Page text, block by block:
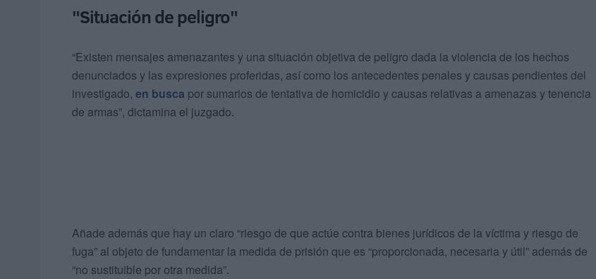
"Situación de peligro"
“Existen mensajes amenazantes y una situación objetiva de peligro dada la violencia de los hechos
denunciados y las expresiones proferidas, así como los antecedentes penales y causas pendientes del
investigado, en busca por sumarios de tentativa de homicidio y causas relativas a amenazas y tenencia
de armas”, dictamina el juzgado.
Añade además que hay un claro “riesgo de que actúe contra bienes jurídicos de la víctima y riesgo de
fuga” al objeto de fundamentar la medida de prisión que es “proporcionada, necesaria y útil” además de
“no sustituible por otra medida”.